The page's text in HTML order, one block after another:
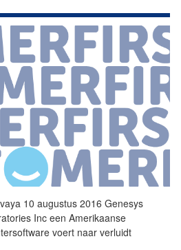
10 augustus 2016 Genesys
Inc een Amerikaanse
voert naar verluidt